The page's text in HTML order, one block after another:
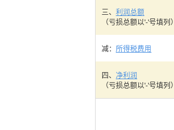
三、 利润总额
（亏损总额以'-'号填列）
减： 所得税费用
四、 净利润
（亏损总额以'-'号填列）